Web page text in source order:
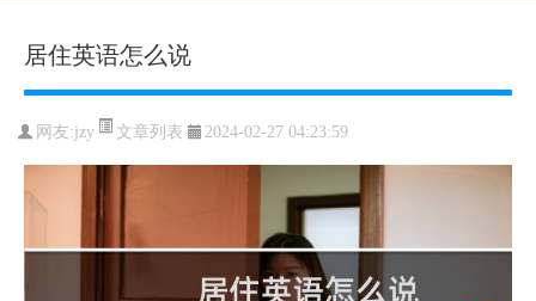
居住英语怎么说
网友:jzy 文章列表 2024-02-27 04:23:59